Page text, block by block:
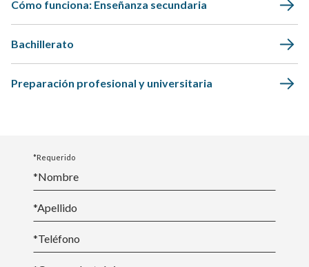
Cómo funciona: Enseñanza secundaria
Bachillerato
Preparación profesional y universitaria
*Requerido
*Nombre
*Apellido
*Teléfono